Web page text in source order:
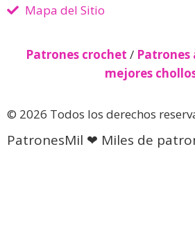
Mapa del Sitio
Patrones crochet /
mejores
© 2026 Todos los derechos
PatronesMil ❤ Miles de